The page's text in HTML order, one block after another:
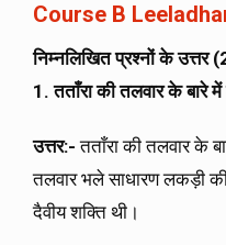
Course B
निम्नलिखित प्रश्नों के उत्तर
1. तताँरा की तलवार के बारे
उत्तर:-तताँरा की तलवार के
तलवार भले साधारण लकड़ी
दैवीय शक्ति थी।